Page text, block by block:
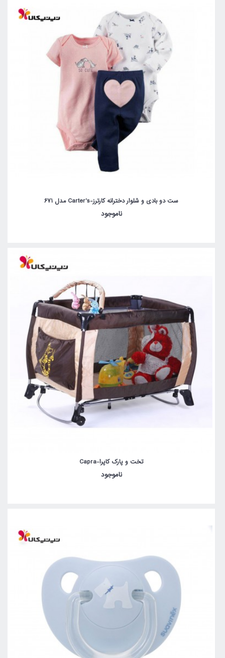
ست دو بادی و شلوار دخترانه کارترز-Carter's مدل 671
ناموجود
تخت و پارک کاپرا-Capra
ناموجود